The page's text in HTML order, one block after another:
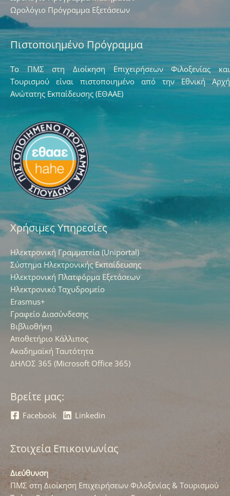
Ωρολόγιο Πρόγραμμα Εξετάσεων
Πιστοποιημένο Πρόγραμμα
Το ΠΜΣ στη Διοίκηση Επιχειρήσεων Φιλοξενίας και
Τουρισμού είναι πιστοποιημένο από την Εθνική Αρχή
Ανώτατης Εκπαίδευσης (ΕΘΑΑΕ)
Χρήσιμες Υπηρεσίες
Ηλεκτρονική Γραμματεία (Uniportal)
Σύστημα Ηλεκτρονικής Εκπαίδευσης
Ηλεκτρονική Πλατφόρμα Εξετάσεων
Ηλεκτρονικό Ταχυδρομείο
Erasmus+
Γραφείο Διασύνδεσης
Βιβλιοθήκη
Αποθετήριο Κάλλιπος
Ακαδημαϊκή Ταυτότητα
ΔΗΛΟΣ 365 (Microsoft Office 365)
Βρείτε μας:
Facebook Linkedin
Στοιχεία Επικοινωνίας
Διεύθυνση
ΠΜΣ στη Διοίκηση Επιχειρήσεων Φιλοξενίας & Τουρισμού